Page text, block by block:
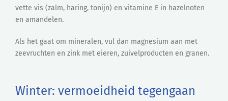
vette vis (zalm, haring, tonijn) en vitamine E in hazelnoten
en amandelen.
Als het gaat om mineralen, vul dan magnesium aan met
zeevruchten en zink met eieren, zuivelproducten en granen.
Winter: vermoeidheid tegengaan